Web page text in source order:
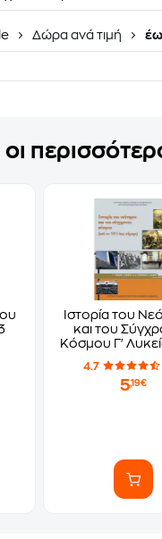
Δώρα ανά τιμή
οι
Ιστορία του
και του
Κόσμου Γ'
0081)
4.7
5,19€